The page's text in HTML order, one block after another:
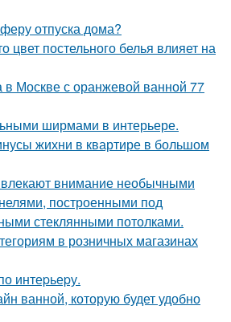
отпуска дома?
цвет постельного белья влияет на
в Москве с оранжевой ванной 77
ширмами в интерьере.
жихни в квартире в большом
внимание необычными
построенными под
стеклянными потолками.
в розничных магазинах
интеpьеpу.
ванной, которую будет удобно